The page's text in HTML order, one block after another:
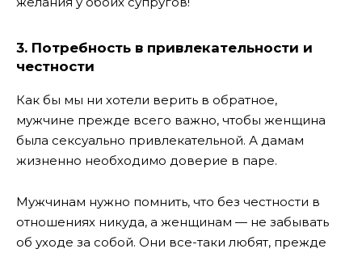
3. Потребность в привлекательности и
честности
Как бы мы ни хотели верить в обратное,
мужчине прежде всего важно, чтобы женщина
была сексуально привлекательной. А дамам
жизненно необходимо доверие в паре.
Мужчинам нужно помнить, что без честности в
отношениях никуда, а женщинам — не забывать
об уходе за собой. Они все-таки любят, прежде